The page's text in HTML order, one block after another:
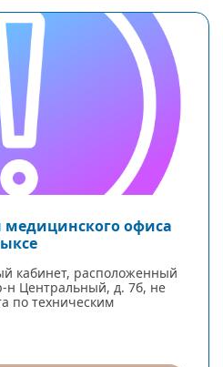
офиса
кабинет, расположенный
н Центральный, д. 7б, не
по техническим